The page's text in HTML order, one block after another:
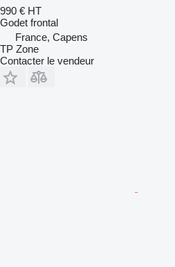
990 € HT
Godet frontal
France, Capens
TP Zone
Contacter le vendeur